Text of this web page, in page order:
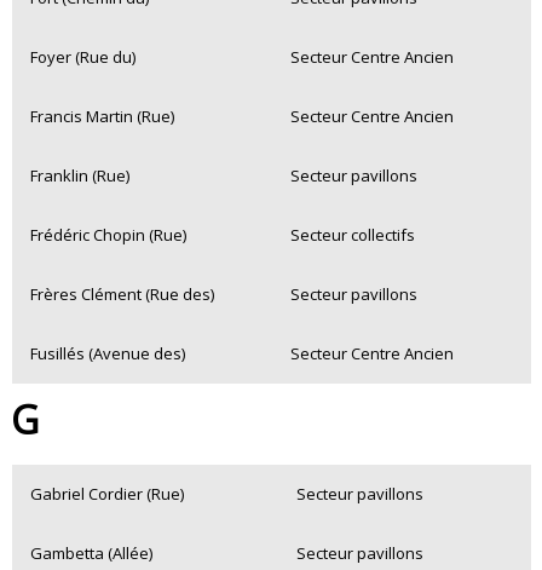
Foyer (Rue du) Secteur Centre Ancien
Francis Martin (Rue) Secteur Centre Ancien
Franklin (Rue) Secteur pavillons
Frédéric Chopin (Rue) Secteur collectifs
Frères Clément (Rue des) Secteur pavillons
Fusillés (Avenue des) Secteur Centre Ancien
G
Gabriel Cordier (Rue) Secteur pavillons
Gambetta (Allée) Secteur pavillons